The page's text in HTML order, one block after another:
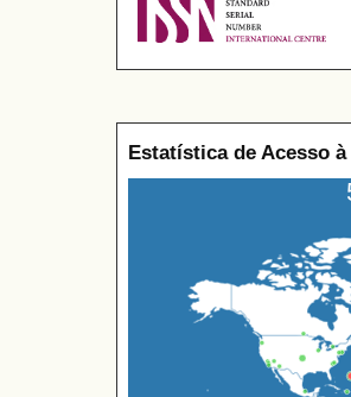
Estatística de Acesso à